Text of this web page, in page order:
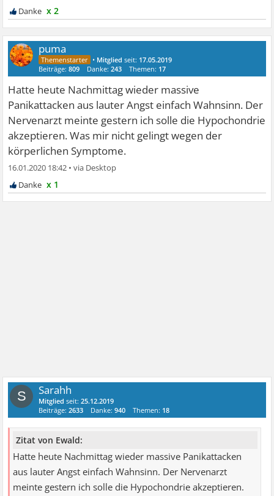
x 2
puma
• Mitglied seit: 17.05.2019
Beiträge:809 Danke:243 Themen: 17
Hatte heute Nachmittag wieder massive
Panikattacken aus lauter Angst einfach Wahnsinn. Der
Nervenarzt meinte gestern ich solle die Hypochondrie
akzeptieren. Was mir nicht gelingt wegen der
körperlichen Symptome.
16.01.2020 18:42 •
x 1
S Sarahh
Mitglied seit:25.12.2019
Beiträge:2633 Danke:940 Themen: 18
Zitat von Ewald:
Hatte heute Nachmittag wieder massive Panikattacken
aus lauter Angst einfach Wahnsinn. Der Nervenarzt
meinte gestern ich solle die Hypochondrie akzeptieren.